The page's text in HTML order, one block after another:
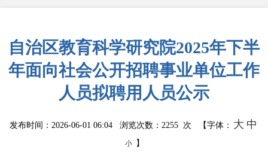
自治区教育科学研究院2025年下半
年面向社会公开招聘事业单位工作
人员拟聘用人员公示
发布时间：2026-06-01 06:04 浏览次数： 2255 次 【字体： 大 中
小 】